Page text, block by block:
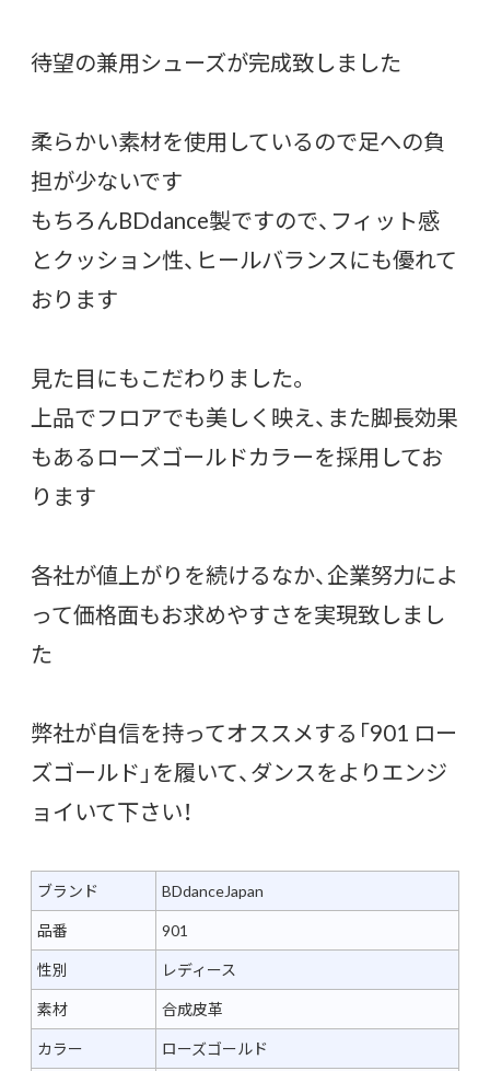
待望の兼用シューズが完成致しました
柔らかい素材を使用しているので足への負
担が少ないです
もちろんBDdance製ですので、フィット感
とクッション性、ヒールバランスにも優れて
おります
見た目にもこだわりました。
上品でフロアでも美しく映え、また脚長効果
もあるローズゴールドカラーを採用してお
ります
各社が値上がりを続けるなか、企業努力によ
って価格面もお求めやすさを実現致しまし
た
弊社が自信を持ってオススメする「901 ロー
ズゴールド」を履いて、ダンスをよりエンジ
ョイいて下さい！
ブランド
BDdanceJapan
品番
901
性別
レディース
素材
合成皮革
カラー
ローズゴールド